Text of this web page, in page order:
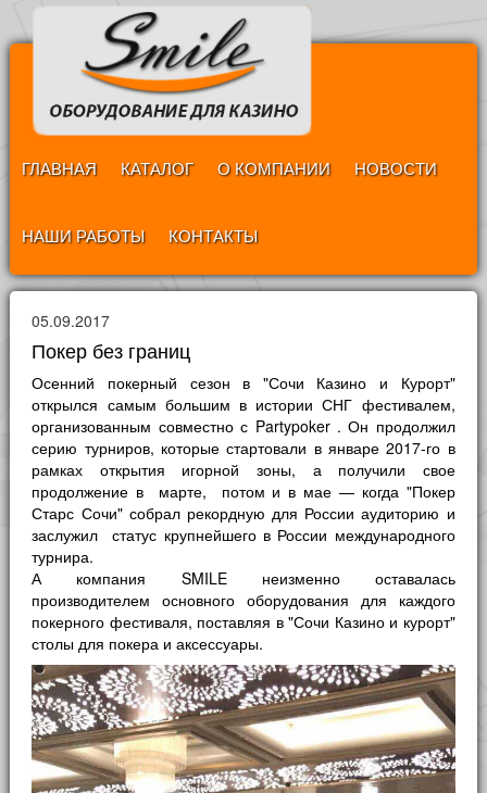
ГЛАВНАЯ КАТАЛОГ О КОМПАНИИ НОВОСТИ
НАШИ РАБОТЫ КОНТАКТЫ
05.09.2017
Покер без границ
Осенний покерный сезон в "Сочи Казино и Курорт"
открылся самым большим в истории СНГ фестивалем,
организованным совместно с Partypoker . Он продолжил
серию турниров, которые стартовали в январе 2017-го в
рамках открытия игорной зоны, а получили свое
продолжение в марте, потом и в мае — когда "Покер
Старс Сочи" собрал рекордную для России аудиторию и
заслужил статус крупнейшего в России международного
турнира.
А компания SMILE неизменно оставалась
производителем основного оборудования для каждого
покерного фестиваля, поставляя в "Сочи Казино и курорт"
столы для покера и аксессуары.